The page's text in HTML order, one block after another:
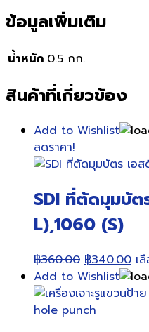
ข้อมูลเพิ่มเติม
น้ำหนัก 0.5 กก.
สินค้าที่เกี่ยวข้อง
Add to Wishlist
ลดราคา!
SDI ที่ตัดมุมบัต
L),1060 (S)
฿360.00 Original
price
was:
฿360.00.
฿340.00
is:
เ
Add to Wishlist